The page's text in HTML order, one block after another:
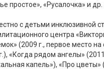
простое», «Русалочка» и др.
с детьми инклюзивной
центра
(2009 г., первое место
«Когда рядом ангелы»
капель»), «Про цветы»